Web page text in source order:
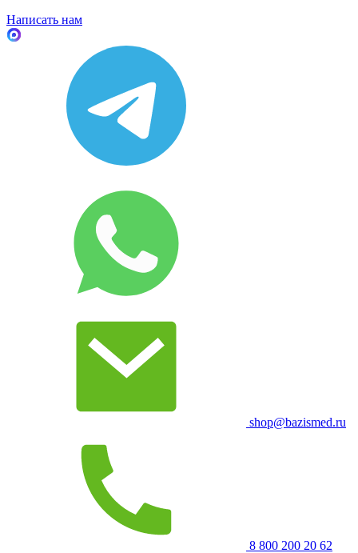
Написать нам
shop@bazismed.ru
8 800 200 20 62